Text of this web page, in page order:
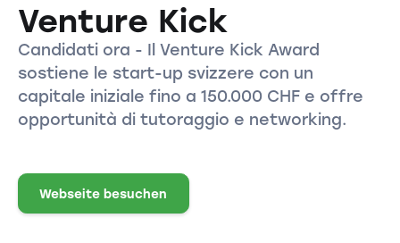
Venture Kick
Candidati ora - Il Venture Kick Award
sostiene le start-up svizzere con un
capitale iniziale fino a 150.000 CHF e offre
opportunità di tutoraggio e networking.
Webseite besuchen